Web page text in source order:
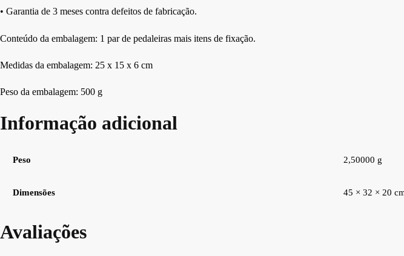
• Garantia de 3 meses contra defeitos de fabricação.
Conteúdo da embalagem: 1 par de pedaleiras mais itens de fixação.
Medidas da embalagem: 25 x 15 x 6 cm
Peso da embalagem: 500 g
Informação adicional
Peso 2,50000 g
Dimensões 45 × 32 × 20
Avaliações